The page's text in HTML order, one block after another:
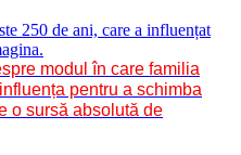
250 de ani, care a influențat
modul în care familia
pentru a schimba
o sursă absolută de